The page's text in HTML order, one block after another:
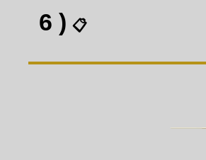
6 ) 📋